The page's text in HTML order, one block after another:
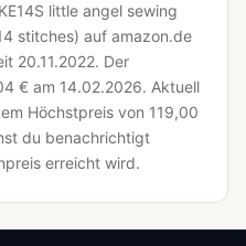
little angel sewing
stitches) auf amazon.de
20.11.2022. Der
€ am 14.02.2026. Aktuell
Höchstpreis von 119,00
du benachrichtigt
erreicht wird.